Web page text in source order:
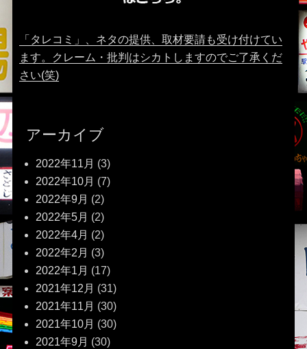
「タレコミ」、ネタの提供、取材要請も受け付けてい
ます。クレーム・批判はシカトしますのでご了承くだ
さい(笑)
アーカイブ
2022年11月 (3)
2022年10月 (7)
2022年9月 (2)
2022年5月 (2)
2022年4月 (2)
2022年2月 (3)
2022年1月 (17)
2021年12月 (31)
2021年11月 (30)
2021年10月 (30)
2021年9月 (30)